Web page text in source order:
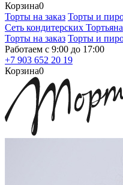
Корзина0
Торты на заказ Торты и
Сеть кондитерских Тортьяна
Торты на заказ Торты и
Работаем с 9:00 до 17:00
+7 903 652 20 19
Корзина0